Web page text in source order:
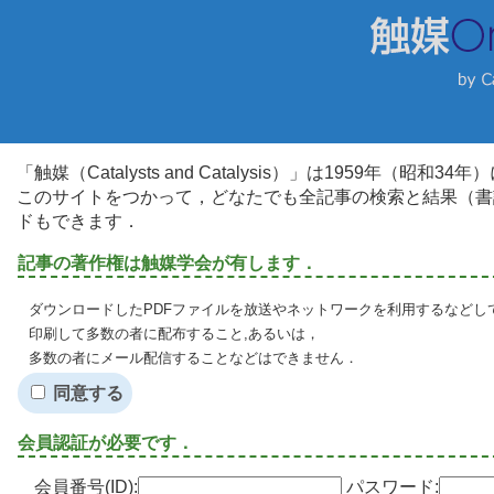
「触媒（Catalysts and Catalysis）」は1959年（昭和34年
このサイトをつかって，どなたでも全記事の検索と結果（
ドもできます．
記事の著作権は触媒学会が有します．
ダウンロードしたPDFファイルを放送やネットワークを利用するなど
印刷して多数の者に配布すること,あるいは，
多数の者にメール配信することなどはできません．
同意する
会員認証が必要です．
会員番号(ID): パスワード: